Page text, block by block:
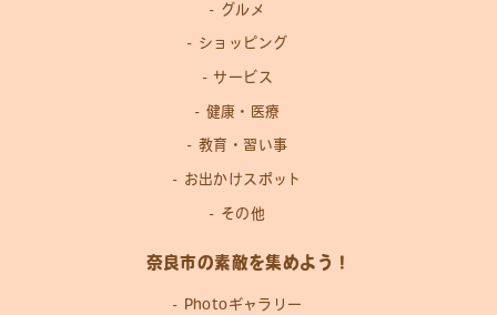
グルメ
ショッピング
サービス
健康・医療
教育・習い事
お出かけスポット
その他
奈良市の素敵を集めよう！
Photoギャラリー